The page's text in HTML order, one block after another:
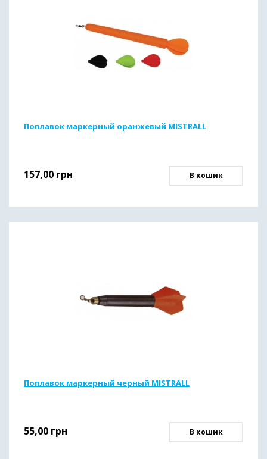
Поплавок маркерный оранжевый MISTRALL
157,00 грн В кошик
Поплавок маркерный черный MISTRALL
55,00 грн В кошик